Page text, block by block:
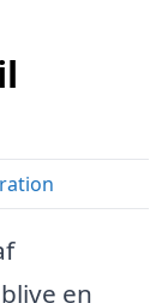
en